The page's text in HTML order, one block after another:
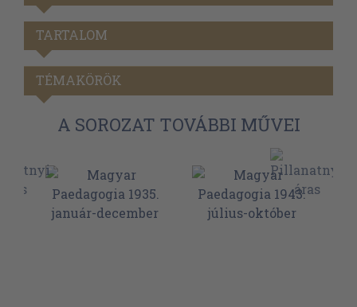
TARTALOM
TÉMAKÖRÖK
A SOROZAT TOVÁBBI MŰVEI